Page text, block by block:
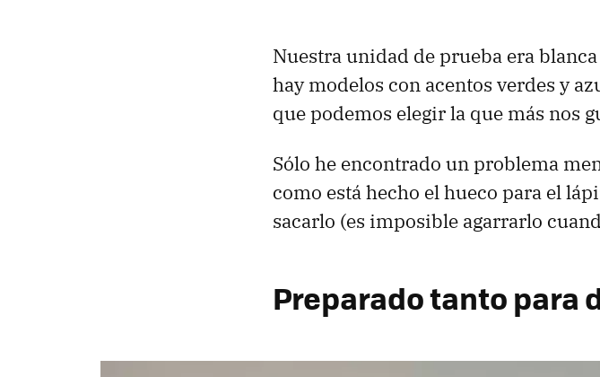
Nuestra unidad de prueba era
hay modelos con acentos verdes y
que podemos elegir la que más nos
Sólo he encontrado un problema
como está hecho el hueco para el
sacarlo (es imposible agarrarlo
Preparado tanto para